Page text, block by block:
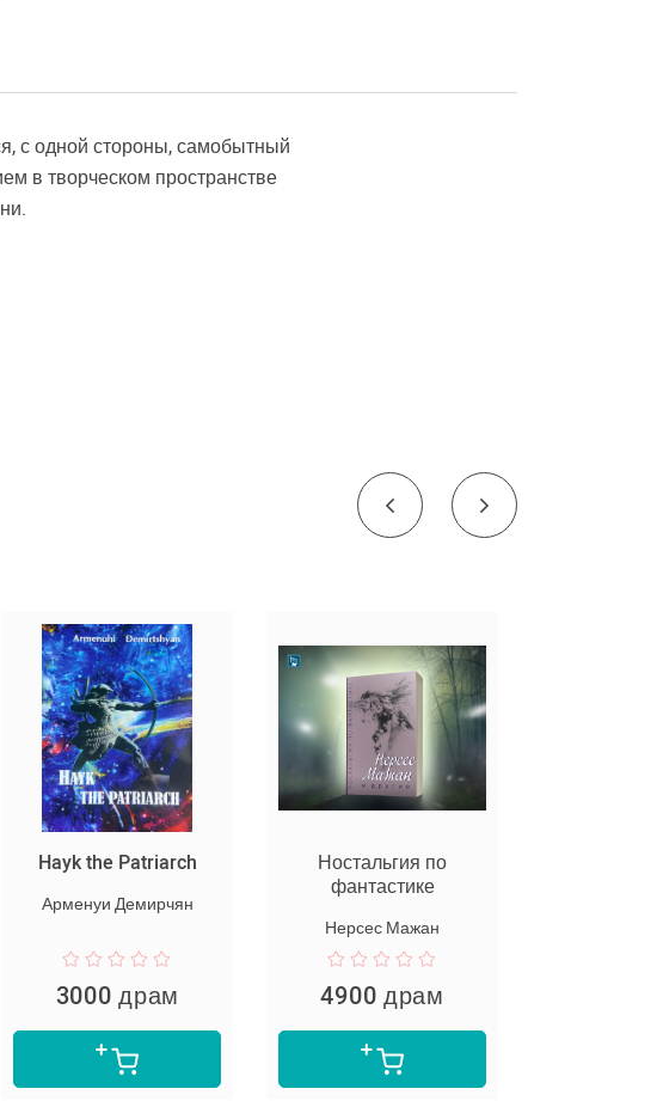
с одной стороны, самобытный
в творческом пространстве
Hayk the Patriarch
Арменуи Демирчян
3000 драм
Ностальгия по
фантастике
Нерсес Мажан
4900 драм